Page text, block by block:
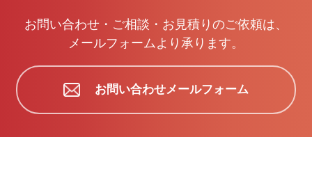
お問い合わせ・ご相談・お見積りのご依頼は、
メールフォームより承ります。
お問い合わせメールフォーム